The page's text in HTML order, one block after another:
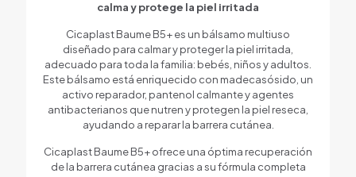
calma y protege la piel irritada
Cicaplast Baume B5+ es un bálsamo multiuso
diseñado para calmar y proteger la piel irritada,
adecuado para toda la familia: bebés, niños y adultos.
Este bálsamo está enriquecido con madecasósido, un
activo reparador, pantenol calmante y agentes
antibacterianos que nutren y protegen la piel reseca,
ayudando a reparar la barrera cutánea.
Cicaplast Baume B5+ ofrece una óptima recuperación
de la barrera cutánea gracias a su fórmula completa